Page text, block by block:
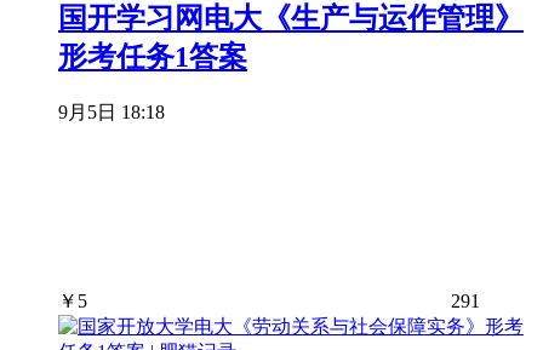
国开学习网电大《生产与运作管理》
形考任务1答案
9月5日 18:18
￥ 5 291